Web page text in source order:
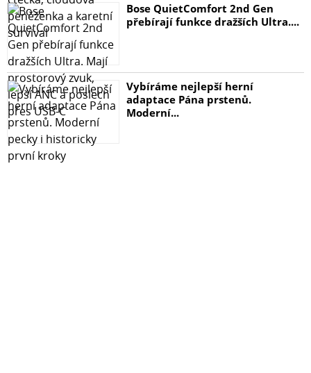
Bose QuietComfort 2nd Gen
přebírají funkce dražších Ultra....
Vybíráme nejlepší herní
adaptace Pána prstenů.
Moderní...